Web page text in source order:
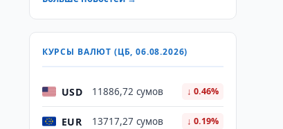
КУРСЫ ВАЛЮТ (ЦБ, 06.08.2026)
USD 11886,72 сумов ↓ 0.46%
EUR 13717,27 сумов ↓ 0.19%